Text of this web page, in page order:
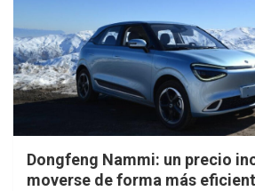
Dongfeng Nammi: un precio
moverse de forma más